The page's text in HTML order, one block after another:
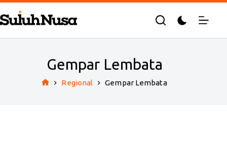
Skip
to
content
Gempar Lembata
Regional Gempar Lembata